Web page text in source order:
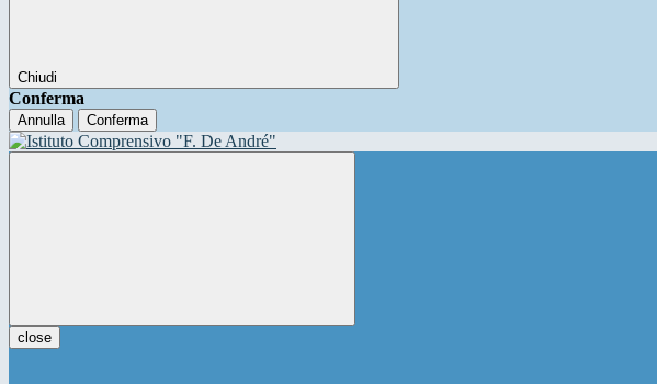
Chiudi
Conferma
Annulla Conferma
close